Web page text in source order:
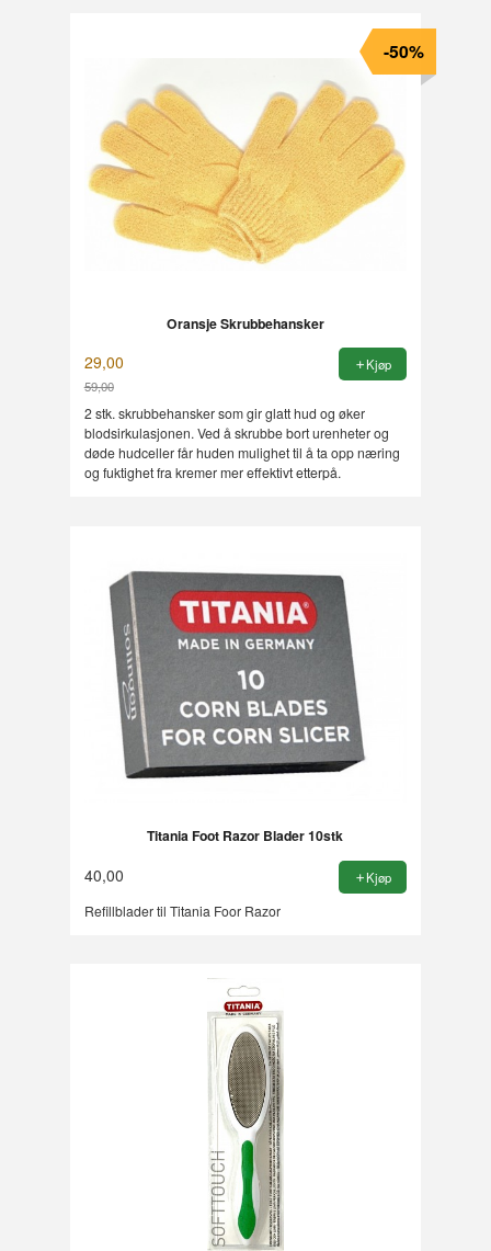
Oransje Skrubbehansker
29,00
59,00
Rabatt
-50%
Kjøp
2 stk. skrubbehansker som gir glatt hud og øker
blodsirkulasjonen. Ved å skrubbe bort urenheter og
døde hudceller får huden mulighet til å ta opp næring
og fuktighet fra kremer mer effektivt etterpå.
Titania Foot Razor Blader 10stk
40,00 Kjøp
Refillblader til Titania Foor Razor